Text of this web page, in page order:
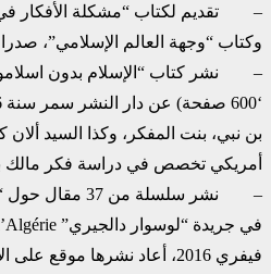
– تقديم لكتاب “مشكلة الأفكار في
وكتاب “وجهة العالم الإسلامي”، صدرا
– نشر كتاب “الإسلام بدون
بن نبي، بنت المفكر، وكذا السيد
أمريكي تخصص في دراسة فكر مالك
– نشر سلسلة من
فيفري 2016، أعاد نشرها موقع على